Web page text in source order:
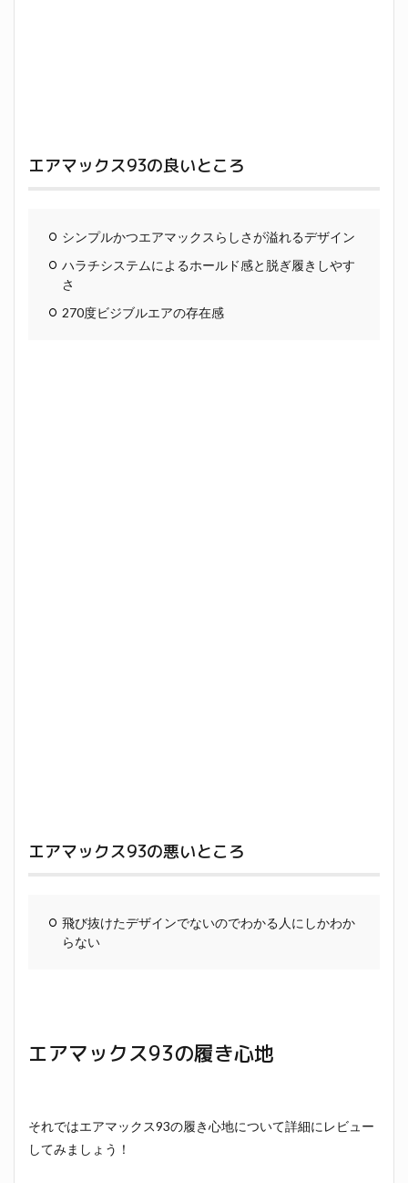
エアマックス93の良いところ
シンプルかつエアマックスらしさが溢れるデザイン
ハラチシステムによるホールド感と脱ぎ履きしやす
さ
270度ビジブルエアの存在感
エアマックス93の悪いところ
飛び抜けたデザインでないのでわかる人にしかわか
らない
エアマックス93の履き心地
それではエアマックス93の履き心地について詳細にレビュー
してみましょう！